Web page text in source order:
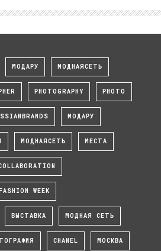
МОДАРУ МОДНАЯСЕТЬ
PHOTOGRAPHY PHOTO
МОДАРУ
МОДНАЯСЕТЬ МЕСТА
FASHION WEEK
ВЫСТАВКА МОДНАЯ СЕТЬ
CHANEL МОСКВА